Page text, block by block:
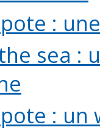
:
sea :
: un